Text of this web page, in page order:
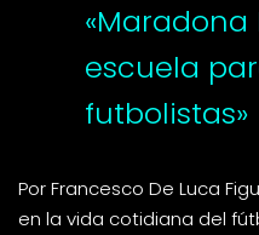
escuela
futbolistas»
Por Francesco De Luca
en la vida cotidiana del